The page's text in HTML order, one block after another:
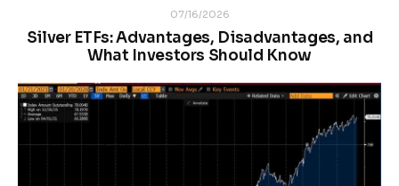
07/16/2026
Silver ETFs: Advantages, Disadvantages, and
What Investors Should Know